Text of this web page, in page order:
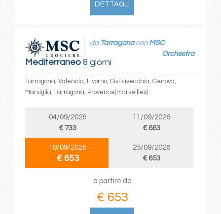
DETTAGLI
Mediterraneo8 giorni
da Tarragonacon MSC
Orchestra
Tarragona, Valencia, Livorno, Civitavecchia, Genova,
Marsiglia, Tarragona, Provence(marseilles)
04/09/2026
€ 733
11/09/2026
€ 663
18/09/2026
€ 653
25/09/2026
€ 653
a partire da
€ 653